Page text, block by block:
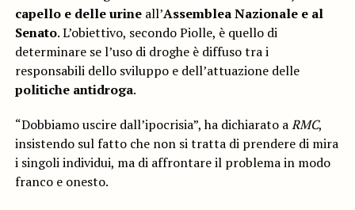
capello e delle urineall’Assemblea Nazionale e al
Senato. L’obiettivo, secondo Piolle, è quello di
determinare se l’uso di droghe è diffuso tra i
responsabili dello sviluppo e dell’attuazione delle
politiche antidroga.
“Dobbiamo uscire dall’ipocrisia”, ha dichiarato aRMC,
insistendo sul fatto che non si tratta di prendere di mira
i singoli individui, ma di affrontare il problema in modo
franco e onesto.